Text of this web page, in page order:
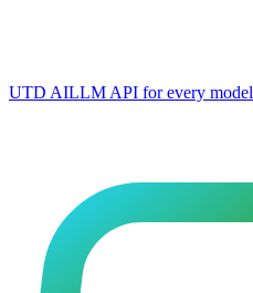
UTD AILLM API for every model